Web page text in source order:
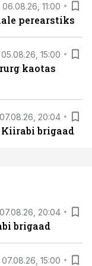
06.08.26, 11:00
perearstiks
05.08.26, 15:00
kaotas
07.08.26, 20:04
brigaad
07.08.26, 20:04
brigaad
07.08.26, 15:00